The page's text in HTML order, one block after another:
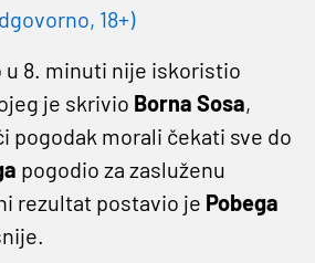
18+)
u 8. minuti nije iskoristio
je skrivio Borna Sosa,
pogodak morali čekati sve do
pogodio za zasluženu
rezultat postavio je Pobega